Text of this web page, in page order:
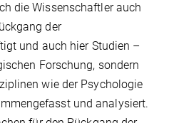
die Wissenschaftler auch
der
und auch hier Studien –
Forschung, sondern
wie der Psychologie
und analysiert.